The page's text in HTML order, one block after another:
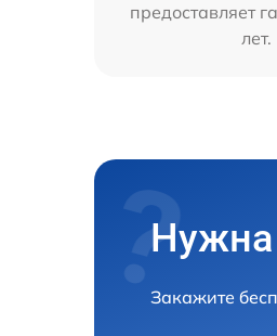
предоставляет
лет.
Нужна
Закажите